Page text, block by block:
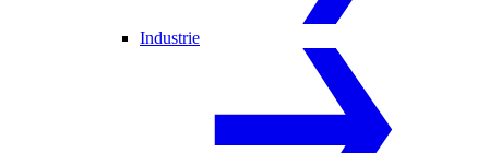
Industrie